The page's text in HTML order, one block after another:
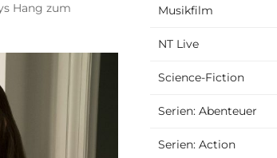
Hang zum
Musikfilm
NT Live
Science-Fiction
Serien: Abenteuer
Serien: Action